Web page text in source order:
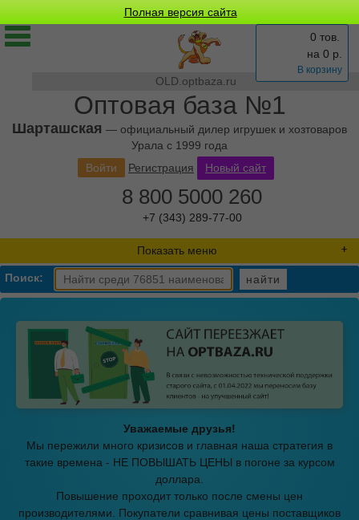
Полная версия сайта
OLD.optbaza.ru
Оптовая база №1
Шарташская — официальный дилер игрушек и хозтоваров
Урала с 1999 года
0 тов.
на 0 р.
В корзину
Войти Регистрация Новый сайт
8 800 5000 260
+7 (343) 289-77-00
Показать меню
Поиск: найти
Уважаемые друзья!
Мы пережили много кризисов и главная наша стратегия в
такие времена - НЕ ПОВЫШАТЬ ЦЕНЫ в погоне за курсом
доллара.
Повышение проходит только после смены цен
производителями. Покупатели сравнивая цены поставщиков